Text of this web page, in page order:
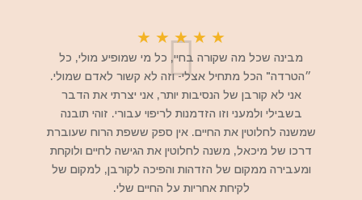
★
★
★
★
★
מבינה שכל מה שקורה בחיי, כל מי שמופיע מולי, כל
״הטרדה" הכל מתחיל אצלי- וזה לא קשור לאדם שמולי.
אני לא קורבן של הנסיבות יותר, אני יצרתי את הדבר
בשבילי ולמעני וזו הזדמנות לריפוי עבורי. זוהי תובנה
שמשנה לחלוטין את החיים. אין ספק ששפת הרוח שעוברת
דרכו של מיכאל, משנה לחלוטין את הגישה לחיים ולוקחת
ומעבירה ממקום של הזדהות והפיכה לקורבן, למקום של
לקיחת אחריות על החיים שלי.